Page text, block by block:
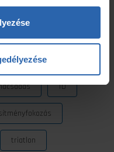
Prémium
TD
triatlon